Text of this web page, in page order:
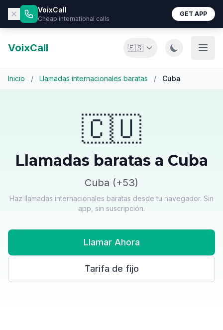
VoixCall
Cheap international calls
GET APP
VoixCall 🇪🇸
Inicio / Llamadas internacionales baratas / Cuba
🇨🇺
Llamadas baratas a Cuba
Cuba (+53)
Haz llamadas internacionales baratas desde tu navegador. Sin
app, sin suscripción.
Llamar Ahora
Tarifa de fijo